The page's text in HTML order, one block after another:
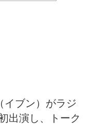
イブン）がラジ
出演し、トーク